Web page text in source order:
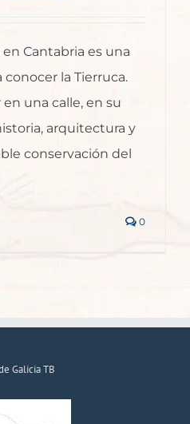
Cantabria es una
la Tierruca.
una calle, en su
arquitectura y
conservación del
0
Galicia TB